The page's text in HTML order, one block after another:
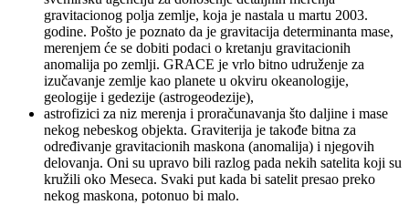
gravitacionog polja zemlje, koja je nastala u martu 2003.
godine. Pošto je poznato da je gravitacija determinanta mase,
merenjem će se dobiti podaci o kretanju gravitacionih
anomalija po zemlji. GRACE je vrlo bitno udruženje za
izučavanje zemlje kao planete u okviru okeanologije,
geologije i gedezije (astrogeodezije),
astrofizici za niz merenja i proračunavanja što daljine i mase
nekog nebeskog objekta. Graviterija je takođe bitna za
određivanje gravitacionih maskona (anomalija) i njegovih
delovanja. Oni su upravo bili razlog pada nekih satelita koji su
kružili oko Meseca. Svaki put kada bi satelit presao preko
nekog maskona, potonuo bi malo.